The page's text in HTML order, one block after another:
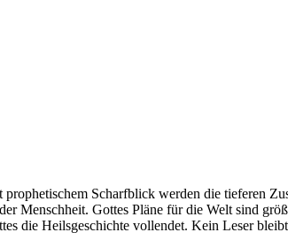
Scharfblick werden die tieferen
Menschheit. Gottes Pläne für die Welt sind
die Heilsgeschichte vollendet. Kein Leser